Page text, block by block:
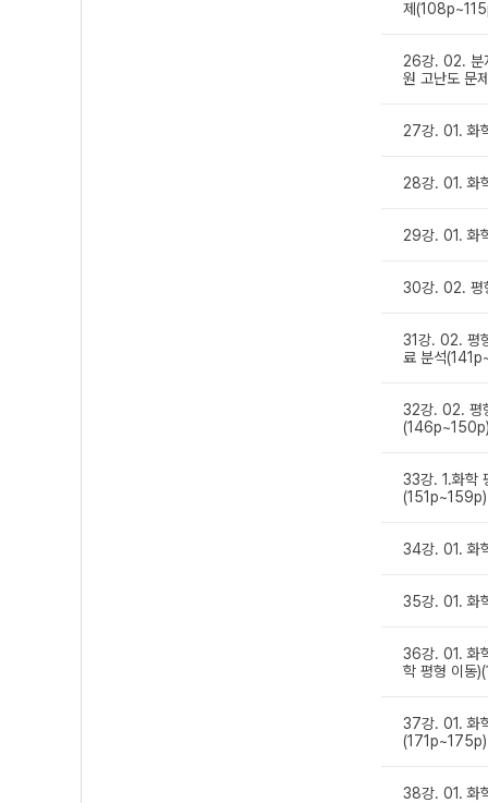
제
26강. 02. 분
원 고난도 문
27강. 01. 화
28강. 01. 화
29강. 01. 화
30강. 02. 평
31강. 02. 평
료 분석
32강. 02. 평
33강. 1.화학
(151p~159p)
34강. 01. 화
35강. 01. 화
36강. 01. 화
학 평형 이동
37강. 01. 화
(171p~175p)
38강. 01. 화